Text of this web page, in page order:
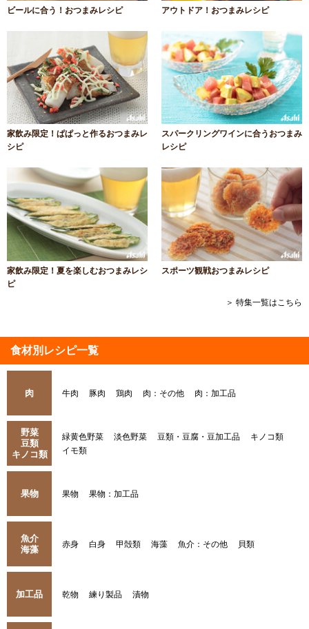
ビールに合う！おつまみレシピ アウトドア！おつまみレシピ
家飲み限定！ぱぱっと作るおつまみレ
シピ
スパークリングワインに合うおつまみ
レシピ
家飲み限定！夏を楽しむおつまみレシ
ピ
スポーツ観戦おつまみレシピ
＞ 特集一覧はこちら
食材別レシピ一覧
肉 牛肉 豚肉 鶏肉 肉：その他 肉：加工品
野菜
豆類
キノコ類
緑黄色野菜 淡色野菜 豆類・豆腐・豆加工品
キノコ類
イモ類
果物 果物 果物：加工品
魚介
海藻
赤身 白身 甲殻類 海藻 魚介：その他 貝類
加工品 乾物 練り製品 漬物